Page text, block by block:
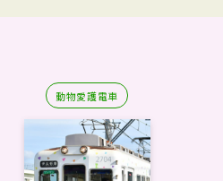
動物愛護電車